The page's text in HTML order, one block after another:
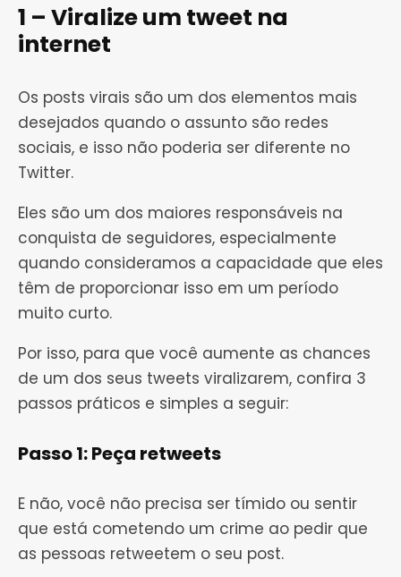
1 – Viralize um tweet na
internet
Os posts virais são um dos elementos mais
desejados quando o assunto são redes
sociais, e isso não poderia ser diferente no
Twitter.
Eles são um dos maiores responsáveis na
conquista de seguidores, especialmente
quando consideramos a capacidade que eles
têm de proporcionar isso em um período
muito curto.
Por isso, para que você aumente as chances
de um dos seus tweets viralizarem, confira 3
passos práticos e simples a seguir:
Passo 1: Peça retweets
E não, você não precisa ser tímido ou sentir
que está cometendo um crime ao pedir que
as pessoas retweetem o seu post.